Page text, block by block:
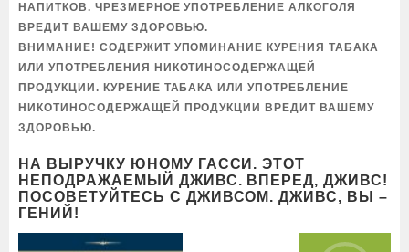
НАПИТКОВ. ЧРЕЗМЕРНОЕ УПОТРЕБЛЕНИЕ АЛКОГОЛЯ
ВРЕДИТ ВАШЕМУ ЗДОРОВЬЮ.
ВНИМАНИЕ! СОДЕРЖИТ УПОМИНАНИЕ КУРЕНИЯ ТАБАКА
ИЛИ УПОТРЕБЛЕНИЯ НИКОТИНОСОДЕРЖАЩЕЙ
ПРОДУКЦИИ. КУРЕНИЕ ТАБАКА ИЛИ УПОТРЕБЛЕНИЕ
НИКОТИНОСОДЕРЖАЩЕЙ ПРОДУКЦИИ ВРЕДИТ ВАШЕМУ
ЗДОРОВЬЮ.
НА ВЫРУЧКУ ЮНОМУ ГАССИ. ЭТОТ
НЕПОДРАЖАЕМЫЙ ДЖИВС. ВПЕРЕД, ДЖИВС!
ПОСОВЕТУЙТЕСЬ С ДЖИВСОМ. ДЖИВС, ВЫ –
ГЕНИЙ!